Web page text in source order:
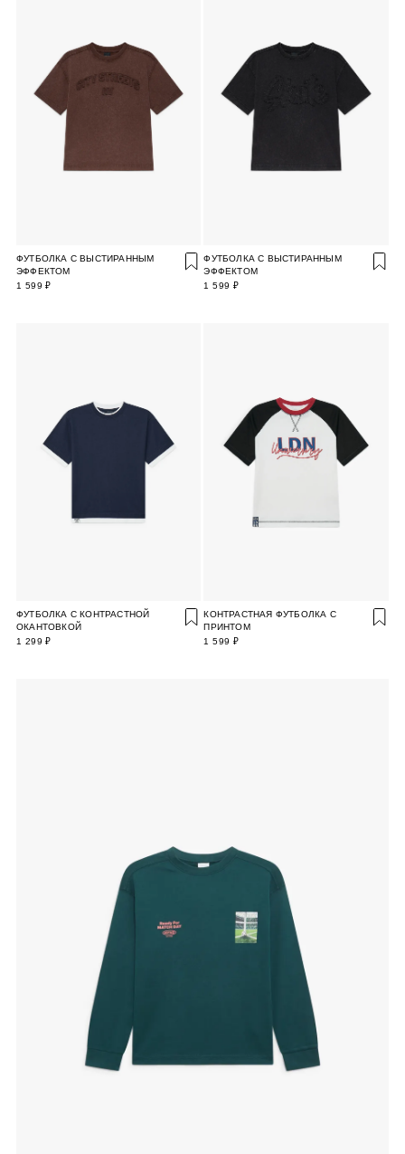
ФУТБОЛКА С ВЫСТИРАННЫМ
ЭФФЕКТОМ
1 599 ₽
ФУТБОЛКА С ВЫСТИРАННЫМ
ЭФФЕКТОМ
1 599 ₽
ФУТБОЛКА С КОНТРАСТНОЙ
ОКАНТОВКОЙ
1 299 ₽
КОНТРАСТНАЯ ФУТБОЛКА С
ПРИНТОМ
1 599 ₽